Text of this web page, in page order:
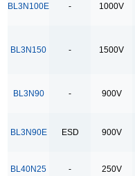
25A
BL3N100E - 1000V
BL3N150 - 1500V
BL3N90 - 900V
BL3N90E ESD 900V
BL40N25 - 250V